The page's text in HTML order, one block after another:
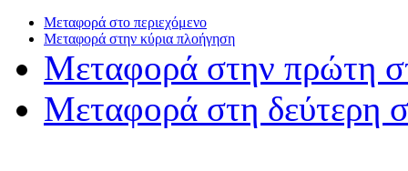
Μεταφορά στο περιεχόμενο
Μεταφορά στην κύρια πλοήγηση
Μεταφορά στην πρώτη
Μεταφορά στη δεύτερη